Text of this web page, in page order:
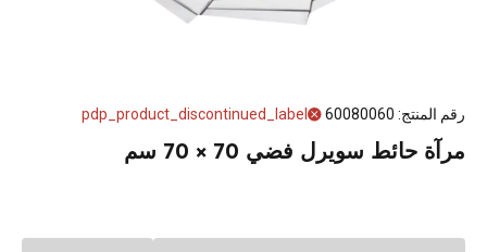
رقم المنتج:
60080060
pdp_product_discontinued_label
مرآة حائط سويرل فضي 70 × 70 سم